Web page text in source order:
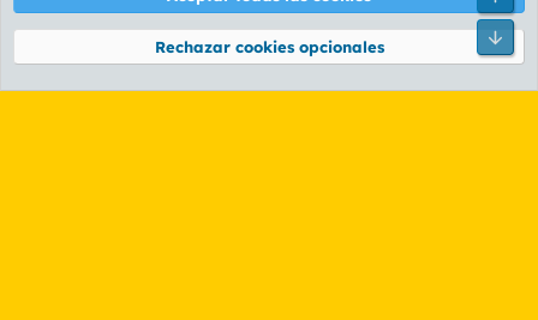
Community platform by XenForo® © 2010-2026 XenForo Ltd.
Rechazar cookies opcionales
Pie